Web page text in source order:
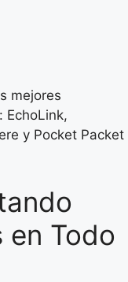
mejores
EchoLink,
y Pocket Packet
en Todo